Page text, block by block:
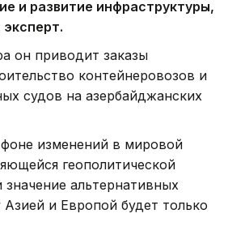
и развитие инфраструктуры,
он приводит заказы
контейнеровозов и
судов на азербайджанских
изменений в мировой
геополитической
значение альтернативных
и Европой будет только